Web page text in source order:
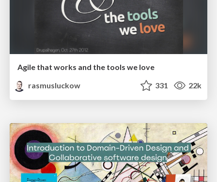
Agile that works and the tools we love
rasmusluckow
331 22k